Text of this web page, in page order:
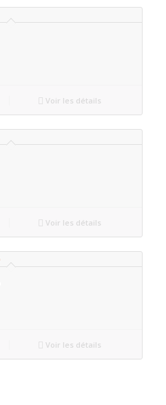
Voir les détails
Voir les détails
Voir les détails